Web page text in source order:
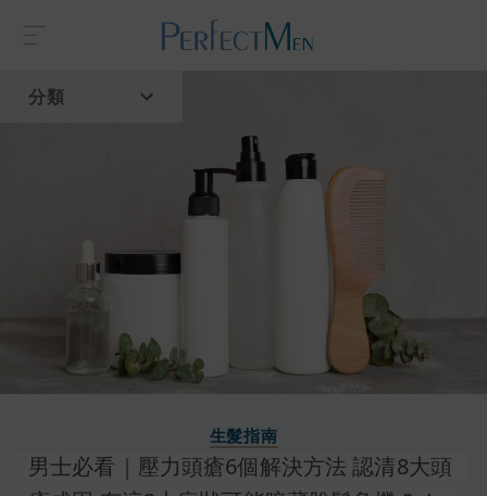
分類
生髮指南
男士必看｜壓力頭瘡6個解決方法 認清8大頭